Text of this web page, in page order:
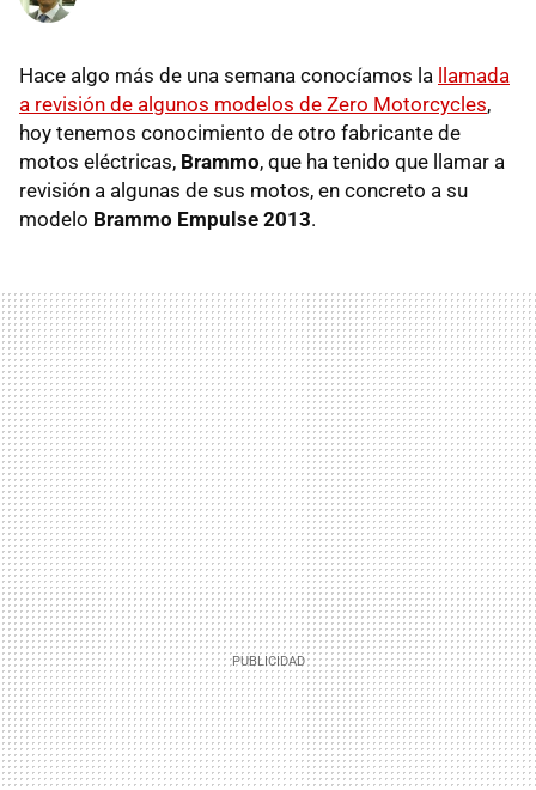
Hace algo más de una semana conocíamos la llamada
a revisión de algunos modelos de Zero Motorcycles,
hoy tenemos conocimiento de otro fabricante de
motos eléctricas, Brammo, que ha tenido que llamar a
revisión a algunas de sus motos, en concreto a su
modelo Brammo Empulse 2013.